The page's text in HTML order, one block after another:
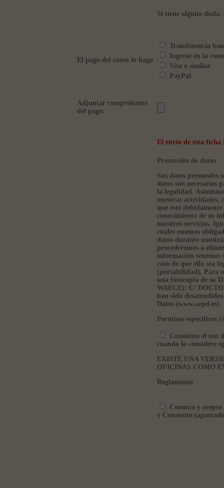
Si tiene alguna
El pago del curso lo hago
Transferencia
Ingreso en la
Visa o similar
PayPal
Adjuntar comprobante
del pago:
El envío de esta ficha
Protección de datos
Sus datos personales
datos son necesarios
la legalidad.
nuestras actividades,
que esté
conocimiento de su
nuestros servicios.
cuales estemos
datos durante
procederemos a
información tenemos
caso de que ello sea
(portabilidad). Para
una fotocopia de su
WAECE): C/
han sido
Datos (www.aepd.es).
Permisos
Consiento el uso
cuando lo considere
EXISTE UNA
OFICINAS COMO
Reglamento
Conozco y
y Consiento